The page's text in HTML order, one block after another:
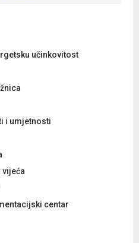
učinkovitost
i umjetnosti
vijeća
centar